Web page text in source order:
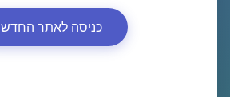
כניסה לאתר החדש